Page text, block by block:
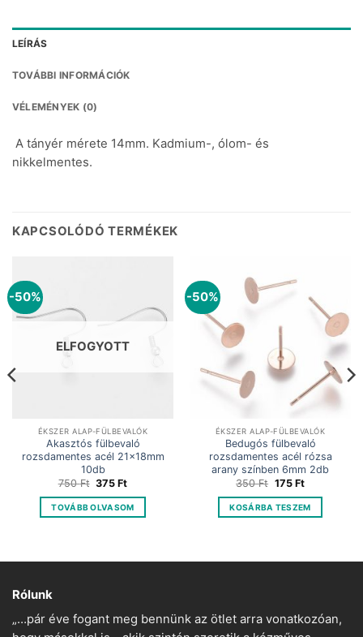
LEÍRÁS
TOVÁBBI INFORMÁCIÓK
VÉLEMÉNYEK (0)
A tányér mérete 14mm. Kadmium-, ólom- és
nikkelmentes.
KAPCSOLÓDÓ TERMÉKEK
-50%
ELFOGYOTT
ÉKSZER ALAP-FÜLBEVALÓK
Akasztós fülbevaló
rozsdamentes acél 21x18mm
10db
750Ft Original
was:
750 Ft.
375FtCurrent
is:
375 Ft.
TOVÁBB OLVASOM
-50%
ÉKSZER ALAP-FÜLBEVALÓK
Bedugós fülbevaló
rozsdamentes acél rózsa
arany színben 6mm 2db
350Ft Original
was:
350 Ft.
175 FtCurrent
is:
175 Ft.
KOSÁRBA TESZEM
Rólunk
„…pár éve fogant meg bennünk az ötlet arra vonatkozóan,